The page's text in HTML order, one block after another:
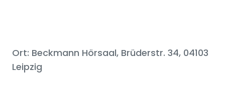
Ort: Beckmann Hörsaal, Brüderstr. 34, 04103
Leipzig